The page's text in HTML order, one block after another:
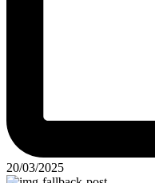
20/03/2025